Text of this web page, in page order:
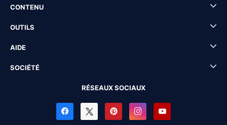
CONTENU
OUTILS
AIDE
SOCIÉTÉ
RÉSEAUX SOCIAUX